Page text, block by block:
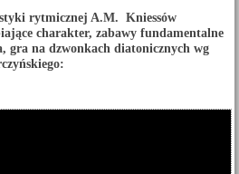
rytmicznej A.M. Kniessów
charakter, zabawy fundamentalne
gra na dzwonkach diatonicznych wg